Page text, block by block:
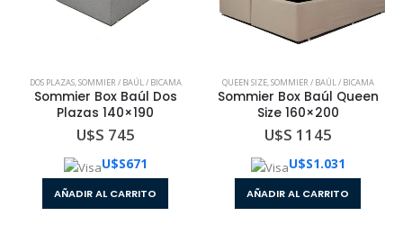
DOS PLAZAS,SOMMIER / BAÚL / BICAMA
Sommier Box Baúl Dos
Plazas 140×190
U$S 745
U$S671
AÑADIR AL CARRITO
QUEEN SIZE,SOMMIER / BAÚL / BICAMA
Sommier Box Baúl Queen
Size 160×200
U$S 1145
U$S1.031
AÑADIR AL CARRITO